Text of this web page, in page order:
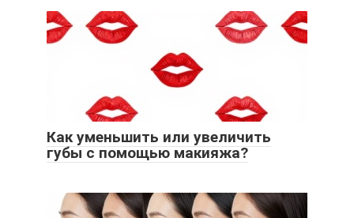
Как уменьшить или увеличить
губы с помощью макияжа?